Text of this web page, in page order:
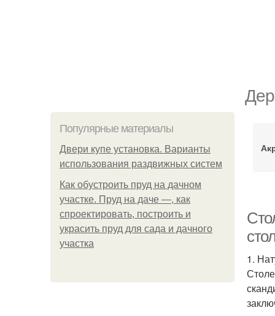
Популярные материалы
Двери купе установка. Варианты
использования раздвижных систем
Как обустроить пруд на дачном
участке. Пруд на даче —, как
спроектировать, построить и
украсить пруд для сада и дачного
участка
1.